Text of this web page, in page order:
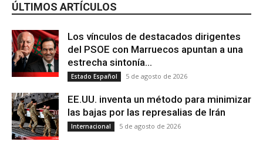
ÚLTIMOS ARTÍCULOS
Los vínculos de destacados dirigentes
del PSOE con Marruecos apuntan a una
estrecha sintonía...
Estado Español 5 de agosto de 2026
EE.UU. inventa un método para minimizar
las bajas por las represalias de Irán
Internacional 5 de agosto de 2026